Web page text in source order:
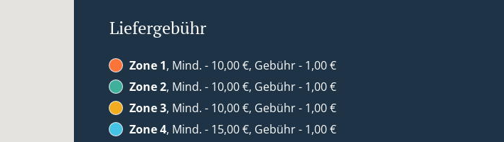
Liefergebühr
Zone 1, Mind. - 10,00 €, Gebühr - 1,00 €
Zone 2, Mind. - 10,00 €, Gebühr - 1,00 €
Zone 3, Mind. - 10,00 €, Gebühr - 1,00 €
Zone 4, Mind. - 15,00 €, Gebühr - 1,00 €